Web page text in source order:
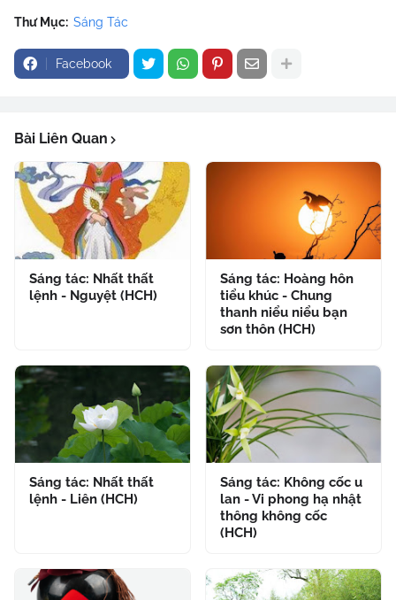
Thư Mục: Sáng Tác
Facebook
Bài Liên Quan
Sáng tác: Nhất thất
lệnh - Nguyệt (HCH)
Sáng tác: Hoàng hôn
tiểu khúc - Chung
thanh niểu niểu bạn
sơn thôn (HCH)
Sáng tác: Nhất thất
lệnh - Liên (HCH)
Sáng tác: Không cốc u
lan - Vi phong hạ nhật
thông không cốc
(HCH)